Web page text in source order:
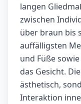
langen
zwischen
über braun bis
auffälligsten
und Füße
das Gesicht.
ästhetisch,
Interaktion